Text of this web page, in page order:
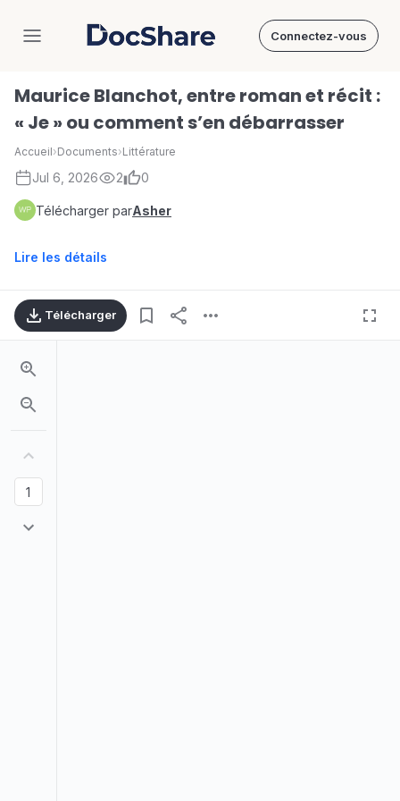
DocShare Connectez-vous
Maurice Blanchot, entre roman et récit :
« Je » ou comment s’en débarrasser
Accueil›Documents›Littérature
Jul 6, 2026 2 0
Télécharger parAsher
Lire les détails
Télécharger